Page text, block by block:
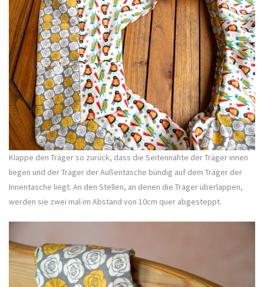
Klappe den Träger so zurück, dass die Seitennähte der Träger innen
liegen und der Träger der Außentasche bündig auf dem Träger der
Innentasche liegt. An den Stellen, an denen die Träger überlappen,
werden sie zwei mal im Abstand von 10cm quer abgesteppt.